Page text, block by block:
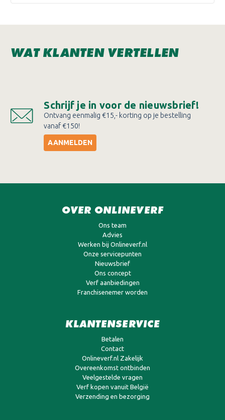
WAT KLANTEN VERTELLEN
Schrijf je in voor de nieuwsbrief!
Ontvang eenmalig €15,- korting op je bestelling
vanaf €150!
AANMELDEN
OVER ONLINEVERF
Ons team
Advies
Werken bij Onlineverf.nl
Onze servicepunten
Nieuwsbrief
Ons concept
Verf aanbiedingen
Franchisenemer worden
KLANTENSERVICE
Betalen
Contact
Onlineverf.nl Zakelijk
Overeenkomst ontbinden
Veelgestelde vragen
Verf kopen vanuit België
Verzending en bezorging